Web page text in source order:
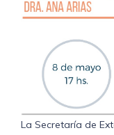
La Secretaría de